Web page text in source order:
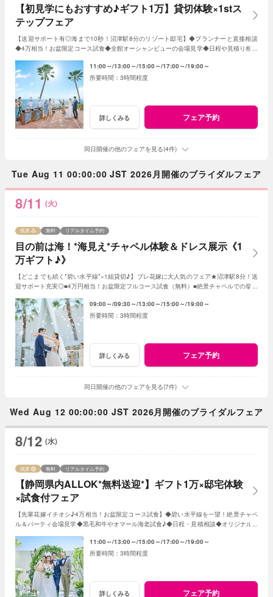
【初見学にもおすすめ♪ギフト1万】貸切体験×1stス
テップフェア
【送迎サポート有◎海まで10秒！沼津駅8分のリゾート邸宅】◆プランナーと直接相談
◆4万相当！お盆限定コース試食◆全館オーシャンビューの会場見学◆日程や見積り相談
11:00～ 13:00～ 15:00～ 17:00～ 19:00～
3時間程度
詳しくみる フェア予約
同日開催の他のフェアを見る(4件)
Tue Aug 11 00:00:00 JST 2026月開催のブライダルフェア
8/11 (火)
目の前は海！*海見え*チャペル体験＆ドレス展示《1
万ギフト♪》
残席 無料 リアルタイム予約
【どこまでも続く*碧い水平線*×1組貸切♪】プレ花嫁に大人気のフェア★沼津駅8分！送
迎サポート充実◎■4万円相当！お盆限定フルコース試食（無料）■絶景チャペルでの挙式
09:00～ 09:30～ 13:00～ 15:00～ 19:00～
3時間程度
詳しくみる フェア予約
同日開催の他のフェアを見る(7件)
Wed Aug 12 00:00:00 JST 2026月開催のブライダルフェア
8/12 (水)
【静岡県内ALLOK*無料送迎*】ギフト1万×邸宅体験
×試食付フェア
残席 無料 リアルタイム予約
【先輩花嫁イチオシ♪4万相当！お盆限定コース試食】◆碧い水平線を一望！絶景チャペ
ル＆パーティ会場見学◆黒毛和牛やオマール海老試食♪◆日程・見積相談◆オリジナルW
11:00～ 13:00～ 15:00～ 17:00～ 19:00～
3時間程度
詳しくみる フェア予約